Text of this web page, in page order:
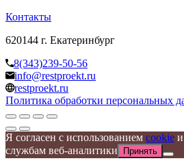
Контакты
620144 г. Екатеринбург
8(343)239-50-56
info@restproekt.ru
restproekt.ru
Политика обработки персональных
Я согласен с использованием cookie
службам веб-аналитики
Принять